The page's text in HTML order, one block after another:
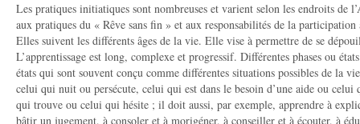
Les pratiques initiatiques sont nombreuses et varient selon les endroits de
aux pratiques du « Rêve sans fin » et aux responsabilités de la participation
Elles suivent les différents âges de la vie. Elle vise à permettre de se
L’apprentissage est long, complexe et progressif. Différentes phases ou
états qui sont souvent conçu comme différentes situations possibles de la
celui qui nuit ou persécute, celui qui est dans le besoin d’une aide ou celui
qui trouve ou celui qui hésite ; il doit aussi, par exemple, apprendre à
bâtir un jugement, à consoler et à morigéner, à conseiller et à écouter, à